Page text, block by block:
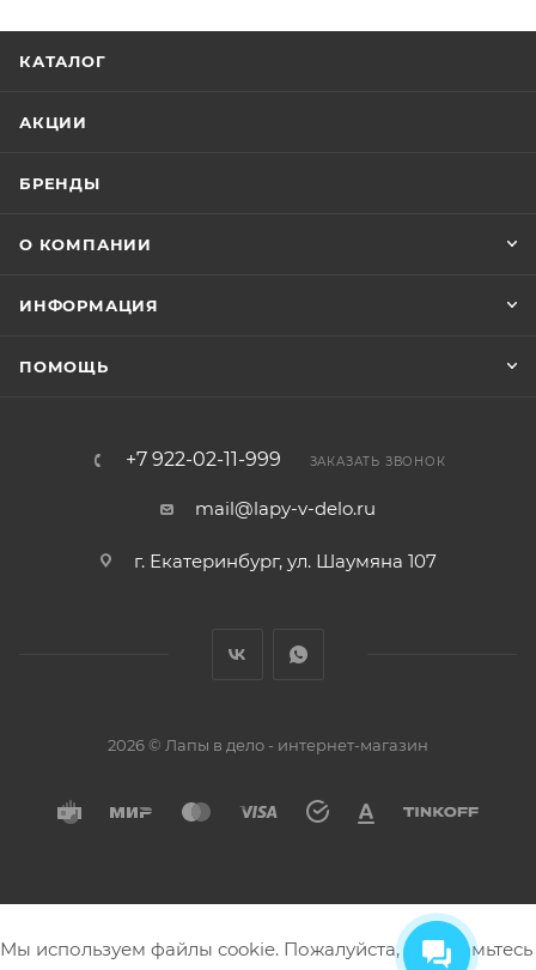
КАТАЛОГ
АКЦИИ
БРЕНДЫ
О КОМПАНИИ
ИНФОРМАЦИЯ
ПОМОЩЬ
+7 922-02-11-999 ЗАКАЗАТЬ ЗВОНОК
mail@lapy-v-delo.ru
г. Екатеринбург, ул. Шаумяна 107
2026 © Лапы в дело - интернет-магазин
Мы используем файлы cookie. Пожалуйста, ознакомьтесь